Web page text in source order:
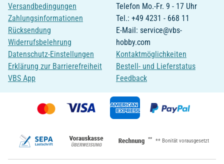
Versandbedingungen
Zahlungsinformationen
Rücksendung
Widerrufsbelehrung
Datenschutz-Einstellungen
Erklärung zur Barrierefreiheit
VBS App
Telefon Mo.-Fr. 9 - 17 Uhr
Tel.: +49 4231 - 668 11
E-Mail: service@vbs-
hobby.com
Kontaktmöglichkeiten
Bestell- und Lieferstatus
Feedback
** ** Bonität vorausgesetzt